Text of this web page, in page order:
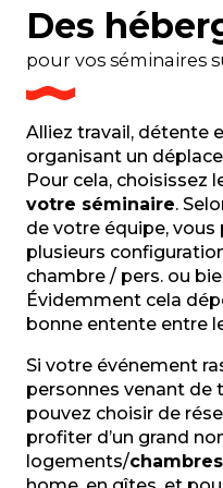
Des
pour vos séminaires
Alliez travail, détente
organisant un
Pour cela, choisissez
votre séminaire.
de votre équipe,
plusieurs
chambre / pers. ou
Évidemment cela
bonne entente entre
Si votre événement
personnes venant de
pouvez choisir de
profiter d’un grand
logements/chambres